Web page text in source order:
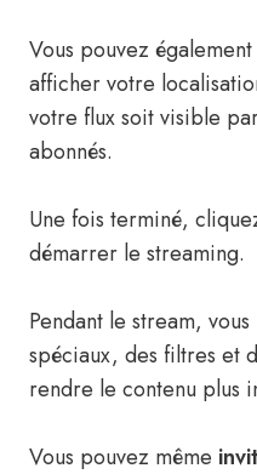
Vous pouvez
afficher votre
votre flux soit visible
abonnés.
Une fois terminé,
démarrer le streaming.
Pendant le stream,
spéciaux, des filtres et
rendre le contenu plus
Vous pouvez même